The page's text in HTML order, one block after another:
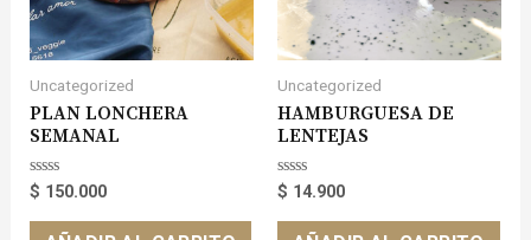
Uncategorized
PLAN LONCHERA
SEMANAL
Valorado
en
0
$ 150.000
Uncategorized
HAMBURGUESA DE
LENTEJAS
Valorado
en
0
$ 14.900